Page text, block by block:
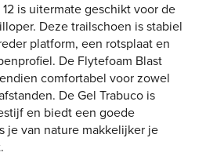
12 is uitermate geschikt voor de
Deze trailschoen is stabiel
platform, een rotsplaat en
De Flytefoam Blast
comfortabel voor zowel
De Gel Trabuco is
en biedt een goede
je van nature makkelijker je